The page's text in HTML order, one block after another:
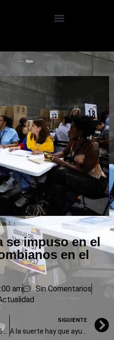
se impuso en el
en el
am
Sin Comentarios
Ernesto Samper: “América latina está en un proceso de bukelización”
SIGUIENTE
A la suerte hay que ayudarla